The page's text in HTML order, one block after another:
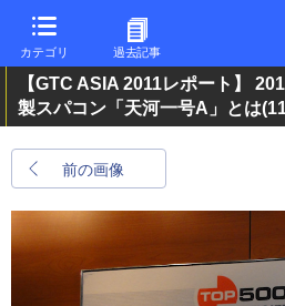
カテゴリ 過去記事
【GTC ASIA 2011レポート】
製スパコン「天河一号A」とは
前の画像